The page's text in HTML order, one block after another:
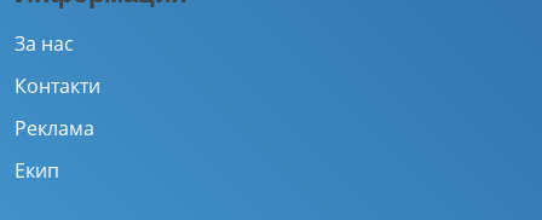
За нас
Контакти
Реклама
Екип